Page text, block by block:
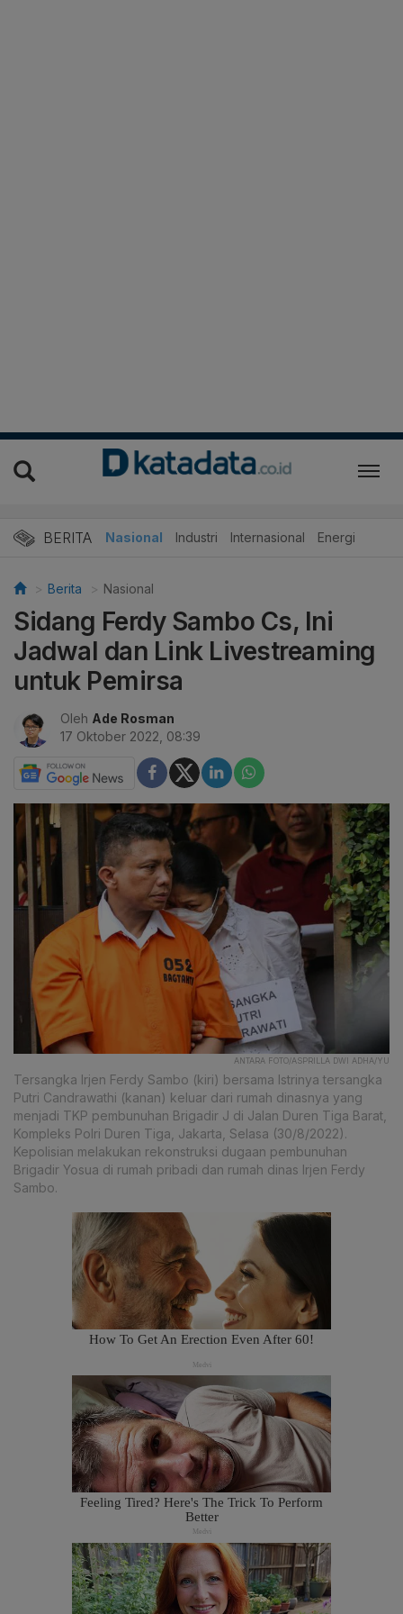
BERITA Nasional Industri Internasional Energi
Berita Nasional
Sidang Ferdy Sambo Cs, Ini
Jadwal dan Link Livestreaming
untuk Pemirsa
Oleh Ade Rosman
17 Oktober 2022, 08:39
ANTARA FOTO/ASPRILLA DWI ADHA/YU
Tersangka Irjen Ferdy Sambo (kiri) bersama Istrinya tersangka
Putri Candrawathi (kanan) keluar dari rumah dinasnya yang
menjadi TKP pembunuhan Brigadir J di Jalan Duren Tiga Barat,
Kompleks Polri Duren Tiga, Jakarta, Selasa (30/8/2022).
Kepolisian melakukan rekonstruksi dugaan pembunuhan
Brigadir Yosua di rumah pribadi dan rumah dinas Irjen Ferdy
Sambo.